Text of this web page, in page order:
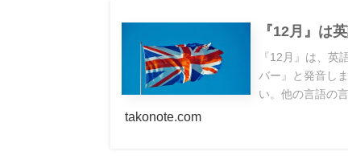
『12月』は
『12月』は、英
バー』と発音し
い。他の言語の
takonote.com